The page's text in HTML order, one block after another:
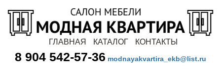
ГЛАВНАЯ КАТАЛОГ КОНТАКТЫ
8 904 542-57-36 modnayakvartira_ekb@list.ru